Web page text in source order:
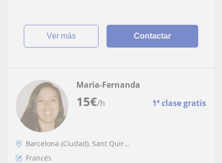
ver más Contactar
15€/h 1ª clase gratis
Maria-Fernanda
Barcelona (Ciudad), Sant Quir...
Francés